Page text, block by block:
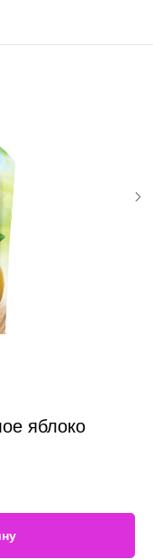
яблоко